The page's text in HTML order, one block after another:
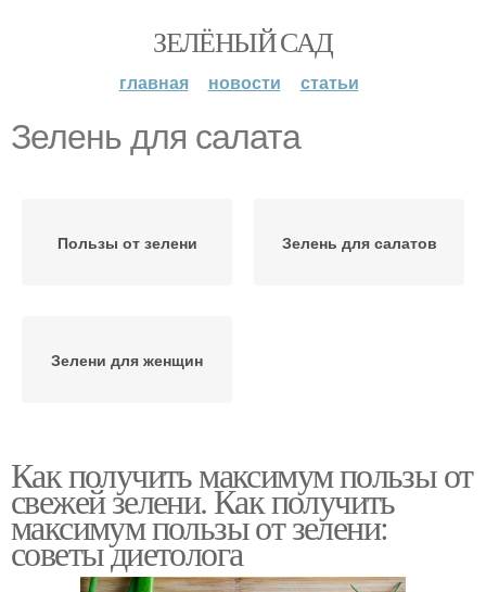
ЗЕЛЁНЫЙ САД
главная новости статьи
Зелень для салата
Пользы от зелени Зелень для салатов
Зелени для женщин
Как получить максимум пользы от
свежей зелени. Как получить
максимум пользы от зелени:
советы диетолога